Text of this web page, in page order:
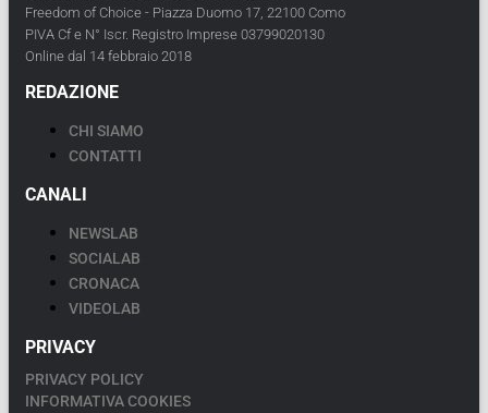
Freedom of Choice - Piazza Duomo 17, 22100 Como
PIVA Cf e N° Iscr. Registro Imprese 03799020130
Online dal 14 febbraio 2018
REDAZIONE
CHI SIAMO
CONTATTI
CANALI
NEWSLAB
SOCIALAB
CRONACA
VIDEOLAB
PRIVACY
PRIVACY POLICY
INFORMATIVA COOKIES